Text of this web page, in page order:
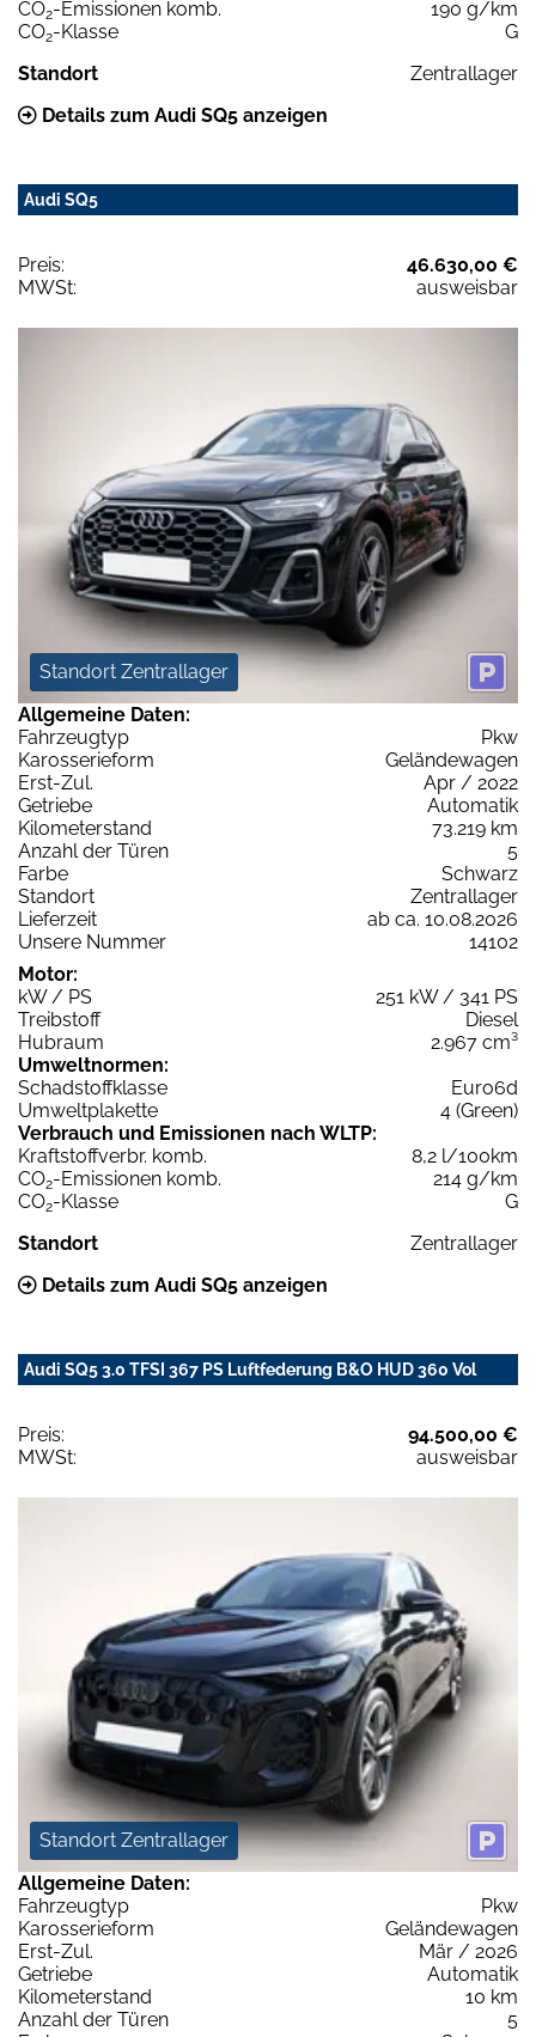
CO2-Emissionen komb.
190 g/km
CO2-Klasse
G
Standort
Zentrallager
Details zum Audi SQ5 anzeigen
Audi SQ5
Preis:
46.630,00 €
MWSt:
ausweisbar
Standort Zentrallager
Allgemeine Daten:
Fahrzeugtyp
Pkw
Karosserieform
Geländewagen
Erst-Zul.
Apr / 2022
Getriebe
Automatik
Kilometerstand
73.219 km
Anzahl der Türen
5
Farbe
Schwarz
Standort
Zentrallager
Lieferzeit
ab ca. 10.08.2026
Unsere Nummer
14102
Motor:
kW / PS
251 kW / 341 PS
Treibstoff
Diesel
Hubraum
2.967 cm³
Umweltnormen:
Schadstoffklasse
Euro6d
Umweltplakette
4 (Green)
Verbrauch und Emissionen nach WLTP:
Kraftstoffverbr. komb.
8,2 l/100km
CO2-Emissionen komb.
214 g/km
CO2-Klasse
G
Standort
Zentrallager
Details zum Audi SQ5 anzeigen
Audi SQ5 3.0 TFSI 367 PS Luftfederung B&O HUD 360 Vol
Preis:
94.500,00 €
MWSt:
ausweisbar
Standort Zentrallager
Allgemeine Daten:
Fahrzeugtyp
Pkw
Karosserieform
Geländewagen
Erst-Zul.
Mär / 2026
Getriebe
Automatik
Kilometerstand
10 km
Anzahl der Türen
5